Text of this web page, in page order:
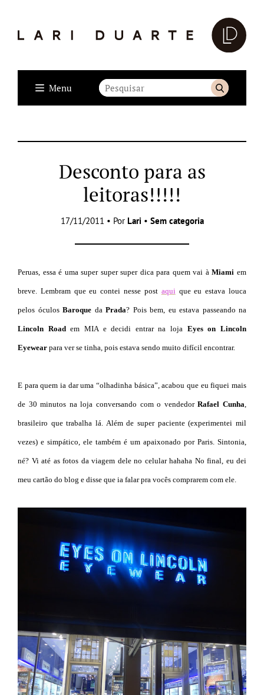
Menu
Desconto para as
leitoras!!!!!
17/11/2011 • Por Lari • Sem categoria
Peruas, essa é uma super super super dica para quem vai àMiami em
breve. Lembram que eu contei nesse post aqui que eu estava louca
pelos óculos Baroque da Prada? Pois bem, eu estava passeando na
Lincoln Roadem MIA e decidi entrar na loja Eyes on Lincoln
Eyewear para ver se tinha, pois estava sendo muito difícil encontrar.
E para quem ia dar uma “olhadinha básica”, acabou que eu fiquei mais
de 30 minutos na loja conversando com o vendedorRafael Cunha
brasileiro que trabalha lá. Além de super paciente (experimentei mil
vezes) e simpático, ele também é um apaixonado por Paris. Sintonia,
né? Vi até as fotos da viagem dele no celular hahaha No final, eu dei
meu cartão do blog e disse que ia falar pra vocês comprarem com ele.